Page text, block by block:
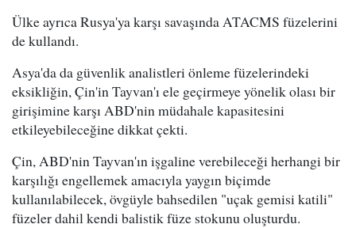
Ülke ayrıca Rusya'ya karşı savaşında ATACMS füzelerini
de kullandı.
Asya'da da güvenlik analistleri önleme füzelerindeki
eksikliğin, Çin'in Tayvan'ı ele geçirmeye yönelik olası bir
girişimine karşı ABD'nin müdahale kapasitesini
etkileyebileceğine dikkat çekti.
Çin, ABD'nin Tayvan'ın işgaline verebileceği herhangi bir
karşılığı engellemek amacıyla yaygın biçimde
kullanılabilecek, övgüyle bahsedilen "uçak gemisi katili"
füzeler dahil kendi balistik füze stokunu oluşturdu.